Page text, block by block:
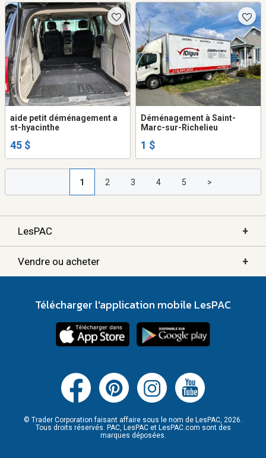
aide petit déménagement a
st-hyacinthe
45 $
Déménagement à Saint-
Marc-sur-Richelieu
1 $
1 2 3 4 5 >
LesPAC +
Vendre ou acheter +
Télécharger l'application mobile LesPAC
© Trader Corporation faisant affaire sous le nom de LesPAC, 2026.
Tous droits réservés. PAC, LesPAC et LesPAC.com sont des
marques déposées.